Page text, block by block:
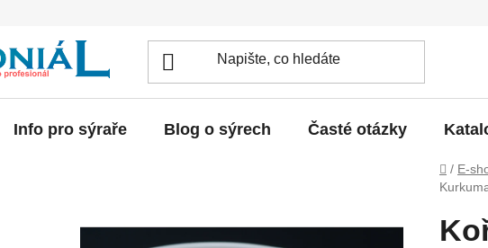
Info pro sýraře Blog o sýrech Časté otázky
Domů
/ E-